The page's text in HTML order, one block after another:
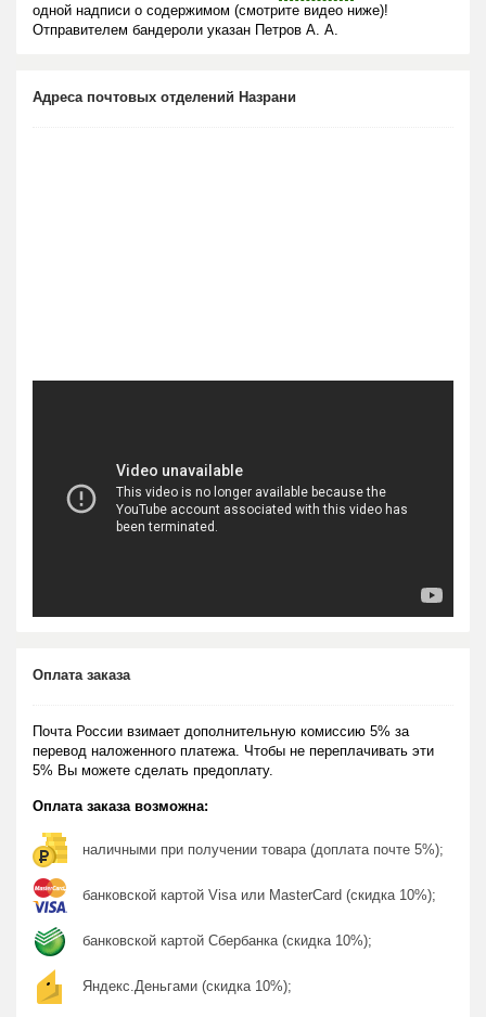
одной надписи о содержимом (смотрите видео ниже)!
Отправителем бандероли указан Петров А. А.
Адреса почтовых отделений Назрани
Оплата заказа
Почта России взимает дополнительную комиссию 5% за
перевод наложенного платежа. Чтобы не переплачивать эти
5% Вы можете сделать предоплату.
Оплата заказа возможна:
наличными при получении товара (доплата почте 5%);
банковской картой Visa или MasterCard (скидка 10%);
банковской картой Сбербанка (скидка 10%);
Яндекс.Деньгами (скидка 10%);